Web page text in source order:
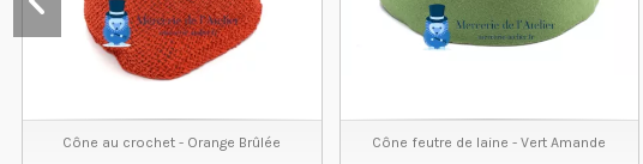
Cône au crochet - Orange Brûlée Cône feutre de laine - Vert Amande